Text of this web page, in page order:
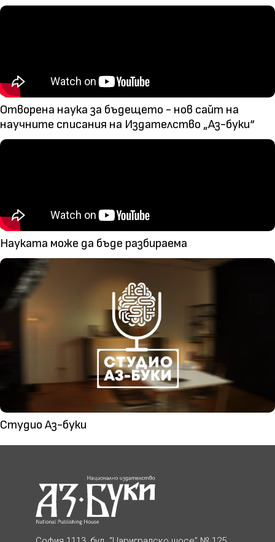
Отворена наука за бъдещето - нов сайт на
научните списания на Издателство „Аз-буки“
Науката може да бъде разбираема
Студио Аз-буки